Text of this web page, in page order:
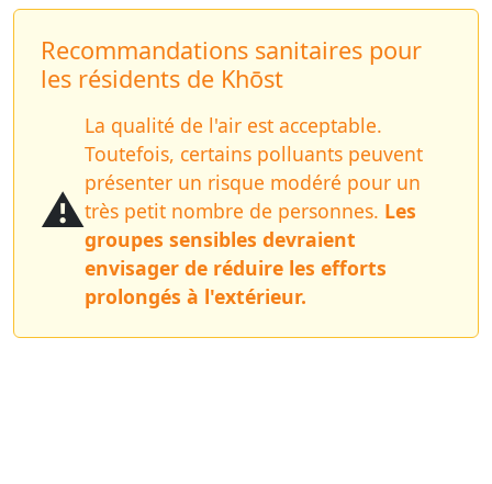
Recommandations sanitaires pour
les résidents de Khōst
⚠️
La qualité de l'air est acceptable.
Toutefois, certains polluants peuvent
présenter un risque modéré pour un
très petit nombre de personnes. Les
groupes sensibles devraient
envisager de réduire les efforts
prolongés à l'extérieur.